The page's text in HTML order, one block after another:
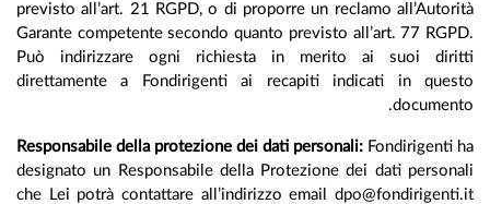
previsto all’art. 21 RGPD, o di proporre un reclamo
Garante competente secondo quanto previsto all’art. 77
Può indirizzare ogni richiesta in merito ai suoi
direttamente a Fondirigenti ai recapiti indicati in
Responsabile della protezione dei dati personali:Fondirigenti
designato un Responsabile della Protezione dei dati
che Lei potrà contattare all’indirizzo email